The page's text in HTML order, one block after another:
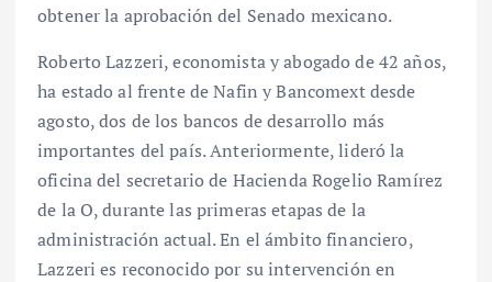
obtener la aprobación del Senado mexicano.
Roberto Lazzeri, economista y abogado de 42 años,
ha estado al frente de Nafin y Bancomext desde
agosto, dos de los bancos de desarrollo más
importantes del país. Anteriormente, lideró la
oficina del secretario de Hacienda Rogelio Ramírez
de la O, durante las primeras etapas de la
administración actual. En el ámbito financiero,
Lazzeri es reconocido por su intervención en